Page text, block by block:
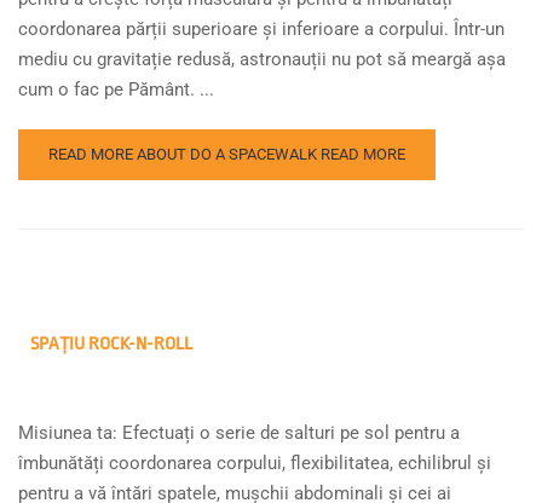
coordonarea părții superioare și inferioare a corpului. Într-un
mediu cu gravitație redusă, astronauții nu pot să meargă așa
cum o fac pe Pământ. ...
READ MORE ABOUT DO A SPACEWALK READ MORE
SPAȚIU ROCK-N-ROLL
Misiunea ta: Efectuați o serie de salturi pe sol pentru a
îmbunătăți coordonarea corpului, flexibilitatea, echilibrul și
pentru a vă întări spatele, mușchii abdominali și cei ai